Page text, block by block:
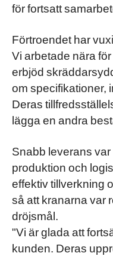
för fortsatt
Förtroendet har
Vi arbetade nära
erbjöd
om specifikationer,
Deras
lägga en andra
Snabb leverans
produktion och
effektiv tillverkning
så att kranarna var
dröjsmål.
"Vi är glada att
kunden. Deras